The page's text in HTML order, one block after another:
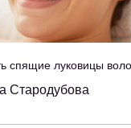
спящие луковицы
Стародубова